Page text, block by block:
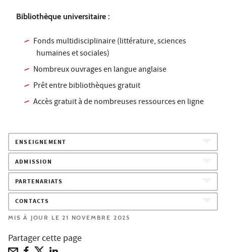
Bibliothèque universitaire :
Fonds multidisciplinaire (littérature, sciences
humaines et sociales)
Nombreux ouvrages en langue anglaise
Prêt entre bibliothèques gratuit
Accès gratuit à de nombreuses ressources en ligne
ENSEIGNEMENT
ADMISSION
PARTENARIATS
CONTACTS
MIS À JOUR LE 21 NOVEMBRE 2025
Partager cette page